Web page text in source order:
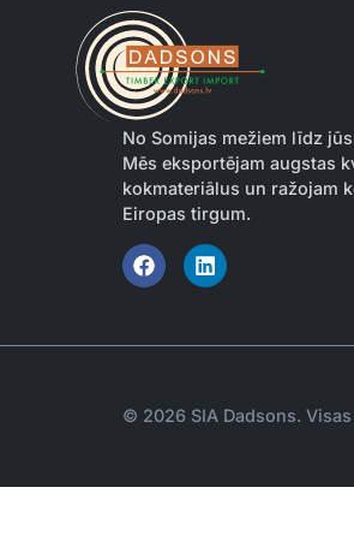
No Somijas mežiem līdz
Mēs eksportējam augstas
kokmateriālus un ražojam
Eiropas tirgum.
© 2026 SIA Dadsons.